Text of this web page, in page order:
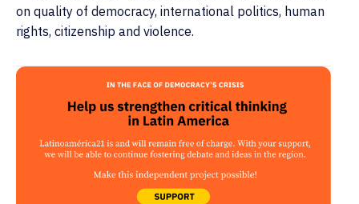
on quality of democracy, international politics, human
rights, citizenship and violence.